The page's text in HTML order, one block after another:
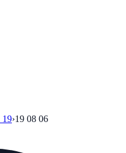
19›19 08 06